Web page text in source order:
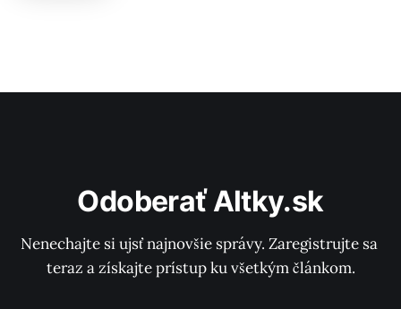
Odoberať Altky.sk
Nenechajte si ujsť najnovšie správy. Zaregistrujte sa
teraz a získajte prístup ku všetkým článkom.